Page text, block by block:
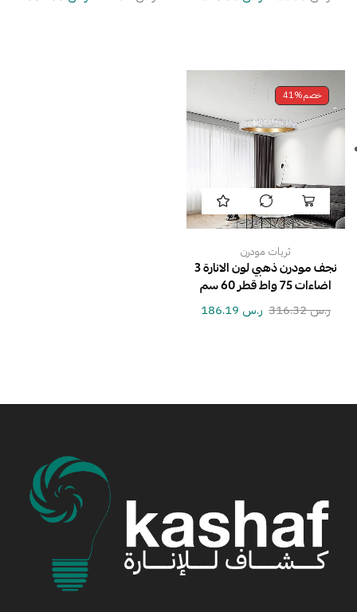
خصم41%
ثريات مودرن
نجف مودرن ذهبي لون الانارة 3
اضاءات 75 واط قطر 60 سم
ر.س316.32 ر.س